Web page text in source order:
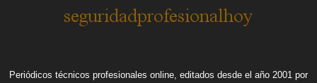
Periódicos técnicos profesionales online, editados desde el año 2001 por